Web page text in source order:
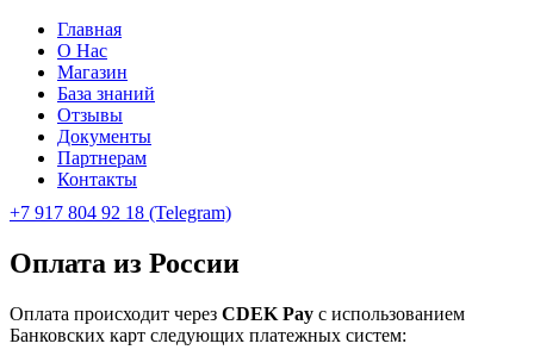
Главная
О Нас
Магазин
База знаний
Отзывы
Документы
Партнерам
Контакты
+7 917 804 92 18 (Telegram)
Оплата из России
Оплата происходит через CDEK Pay с использованием
Банковских карт следующих платежных систем: